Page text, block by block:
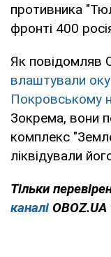
противника
фронті 400
Як повідомляв
влаштували
Покровському
Зокрема, вони
комплекс
ліквідували
Тільки
каналі OBOZ.UA